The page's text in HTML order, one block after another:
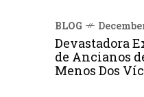
BLOG
Devastadora
de Ancianos
Menos Dos